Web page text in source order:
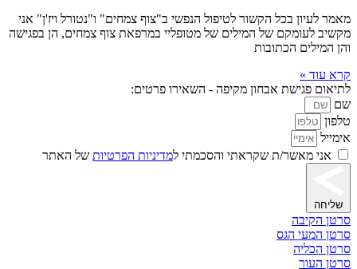
מאמר לעיון בכל הקשור לטיפול הנפשי ב"צוף צמחים" ו"נטורל ויז'ן" אני
מקשיב לעומקם של המילים של מטופליי במרפאת צוף צמחים, הן בפגישה
והן המילים הכתובות
קרא עוד »
לתיאום פגישת אבחון מקיפה - השאירו פרטים:
שם
טלפון
אימייל
אני מאשר/ת שקראתי והסכמתי למדיניות הפרטיות של האתר
שליחה
סרטן הקיבה
סרטן המעי הגס
סרטן הכליה
סרטן העור